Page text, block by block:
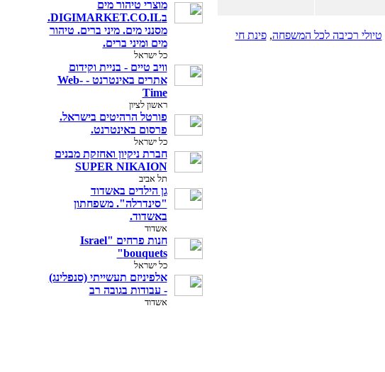
טיולי רכיבה לכל המשפחה,פינת חי
מוצרי טיהור מים
בDIGIMARKET.CO.IL.
מסנני מים. מיני ברים. טיהור
מים ומיני ברים.
כל ישראל
וויב טיים - בניית וקידום
אתרים באינטרנט - Web-
Time
ראשון לציון
פורטל הרהיטים בישראל.
פרסום באינטרנט.
כל ישראל
חברת ניקיון ואחזקת מבנים
SUPER NIKAION
תל אביב
גן הילדים באשדוד
"סינדרלה". משפחתון
באשדוד.
אשדוד
חנות פרחים "Israel
bouquets"
כל ישראל
אלפיניזם תעשייתי (סנפלינג)
- עבודות בגובה רב
אשדוד